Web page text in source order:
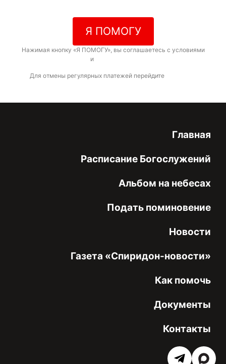
Я ПОМОГУ
Нажимая кнопку «Я ПОМОГУ», вы соглашаетесь с условиями
и
Для отмены регулярных платежей перейдите
Главная
Расписание Богослужений
Альбом на небесах
Подать поминовение
Новости
Газета «Спиридон-новости»
Как помочь
Документы
Контакты